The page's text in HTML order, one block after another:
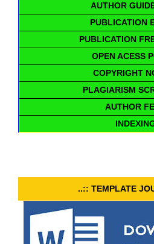
AUTHOR
PUBLICATION
PUBLICATION
OPEN ACESS
COPYRIGHT
PLAGIARISM
AUTHOR
..:: TEMPLATE